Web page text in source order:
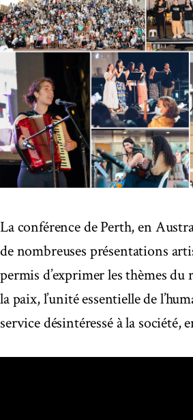
La conférence de Perth, en
de nombreuses présentations
permis d’exprimer les thèmes du
la paix, l’unité essentielle de
service désintéressé à la société,